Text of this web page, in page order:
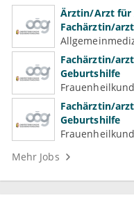
Ärztin/Arzt für
Fachärztin/
Fachärztin/
Geburtshilfe
Fachärztin/
Geburtshilfe
Mehr Jobs